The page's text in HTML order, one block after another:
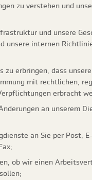
zu verstehen und
und unsere
unsere internen
zu erbringen, dass
mit rechtlichen,
erbracht
an unserem
an Sie per Post, E-
ob wir einen